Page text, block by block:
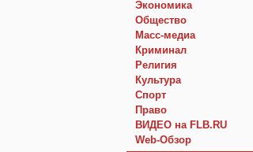
Экономика
Общество
Macc-медиа
Криминал
Религия
Культура
Спорт
Право
ВИДЕО на FLB.RU
Web-Обзор